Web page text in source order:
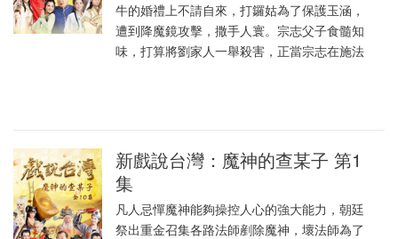
牛的婚禮上不請自來，打鑼姑為了保護玉涵，
遭到降魔鏡攻擊，撒手人寰。宗志父子食髓知
味，打算將劉家人一舉殺害，正當宗志在施法
新戲說台灣：魔神的查某子 第1
集
凡人忌憚魔神能夠操控人心的強大能力，朝廷
祭出重金召集各路法師剷除魔神，壞法師為了